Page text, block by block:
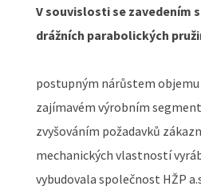
V souvislosti se zavedením
drážních parabolických
postupným nárůstem
zajímavém výrobním
zvyšováním požadavků
mechanických vlastností
vybudovala společnost HŽP